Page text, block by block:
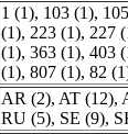
1 (1), 103 (1),
(1), 223 (1), 227
(1), 363 (1), 403
(1), 807 (1), 82
AR (2), AT (12),
RU (5), SE (9),